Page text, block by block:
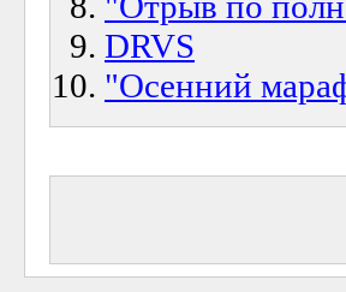
DRVS
"Осенний